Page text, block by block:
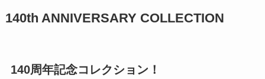
140th ANNIVERSARY COLLECTION
140周年記念コレクション！